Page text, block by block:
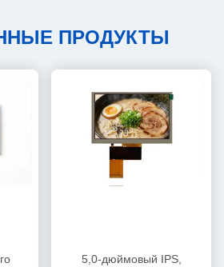
ПРОДУКТЫ
5,0-дюймовый IPS,